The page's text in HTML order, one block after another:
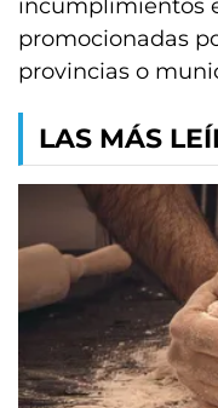
incumplimientos
promocionadas
provincias o
LAS MÁS